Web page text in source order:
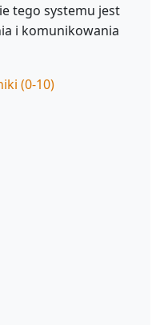
tego systemu jest
i komunikowania
(0-10)